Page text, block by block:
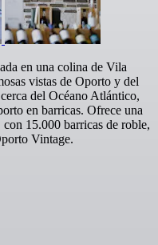
en una colina de Vila
vistas de Oporto y del
del Océano Atlántico,
en barricas. Ofrece una
15.000 barricas de roble,
Vintage.